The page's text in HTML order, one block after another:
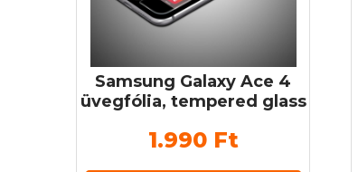
Samsung Galaxy Ace 4
üvegfólia, tempered glass
1.990 Ft